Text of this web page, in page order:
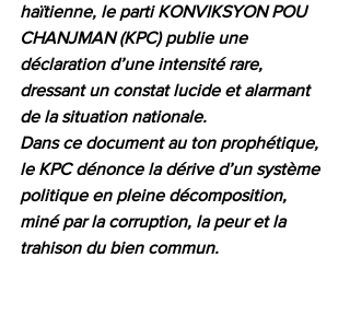
haïtienne, le parti KONVIKSYON POU
CHANJMAN (KPC) publie une
déclaration d’une intensité rare,
dressant un constat lucide et alarmant
de la situation nationale.
Dans ce document au ton prophétique,
le KPC dénonce la dérive d’un système
politique en pleine décomposition,
miné par la corruption, la peur et la
trahison du bien commun.